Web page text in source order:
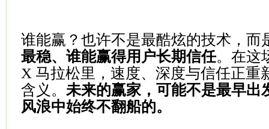
谁能赢？也许不是最酷炫的技术，而
最稳、谁能赢得用户长期信任。在这
X 马拉松里，速度、深度与信任正重
含义。 未来的赢家，可能不是最早出
风浪中始终不翻船的。